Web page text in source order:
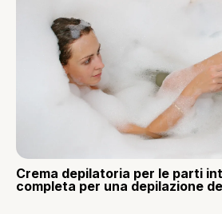
Crema depilatoria per le parti
completa per una depilazione